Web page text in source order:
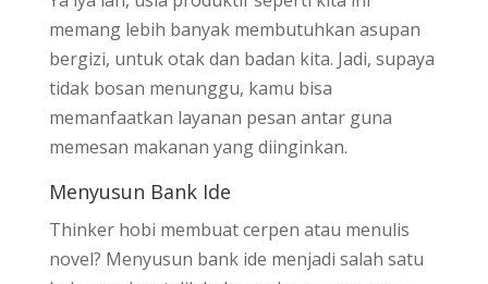
memang lebih banyak membutuhkan asupan
bergizi, untuk otak dan badan kita. Jadi, supaya
tidak bosan menunggu, kamu bisa
memanfaatkan layanan pesan antar guna
memesan makanan yang diinginkan.
Menyusun Bank Ide
Thinker hobi membuat cerpen atau menulis
novel? Menyusun bank ide menjadi salah satu